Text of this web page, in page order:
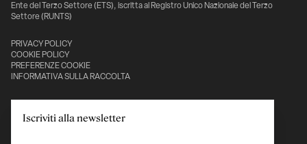
Ente del Terzo Settore (ETS), iscritta al Registro Unico Nazionale del Terzo
Settore (RUNTS)
PRIVACY POLICY
COOKIE POLICY
PREFERENZE COOKIE
INFORMATIVA SULLA RACCOLTA
Con il sostegno di:
Iscriviti alla newsletter